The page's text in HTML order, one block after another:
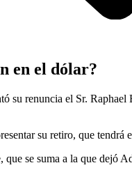
en el dólar?
su renuncia el Sr.
su retiro, que tendrá
se suma a la que dejó